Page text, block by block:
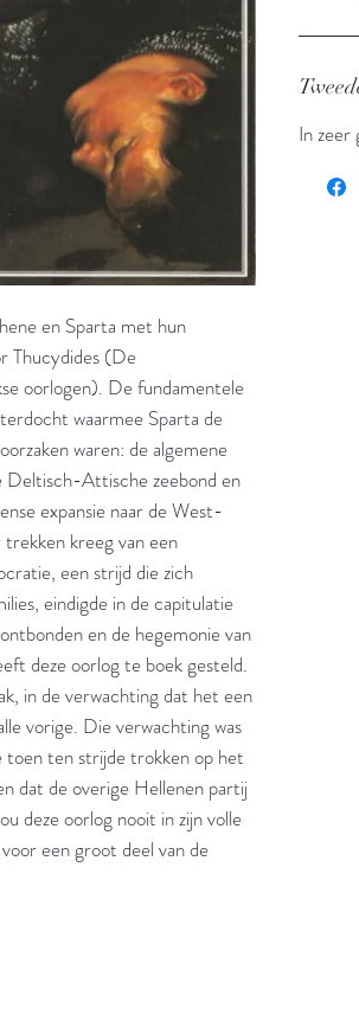
en Sparta met hun
Thucydides (De
oorlogen). De fundamentele
waarmee Sparta de
waren: de algemene
Deltisch-Attische zeebond en
expansie naar de West-
kreeg van een
een strijd die zich
eindigde in de capitulatie
en de hegemonie van
deze oorlog te boek gesteld.
in de verwachting dat het een
vorige. Die verwachting was
toen ten strijde trokken op het
dat de overige Hellenen partij
deze oorlog nooit in zijn volle
een groot deel van de
In zeer